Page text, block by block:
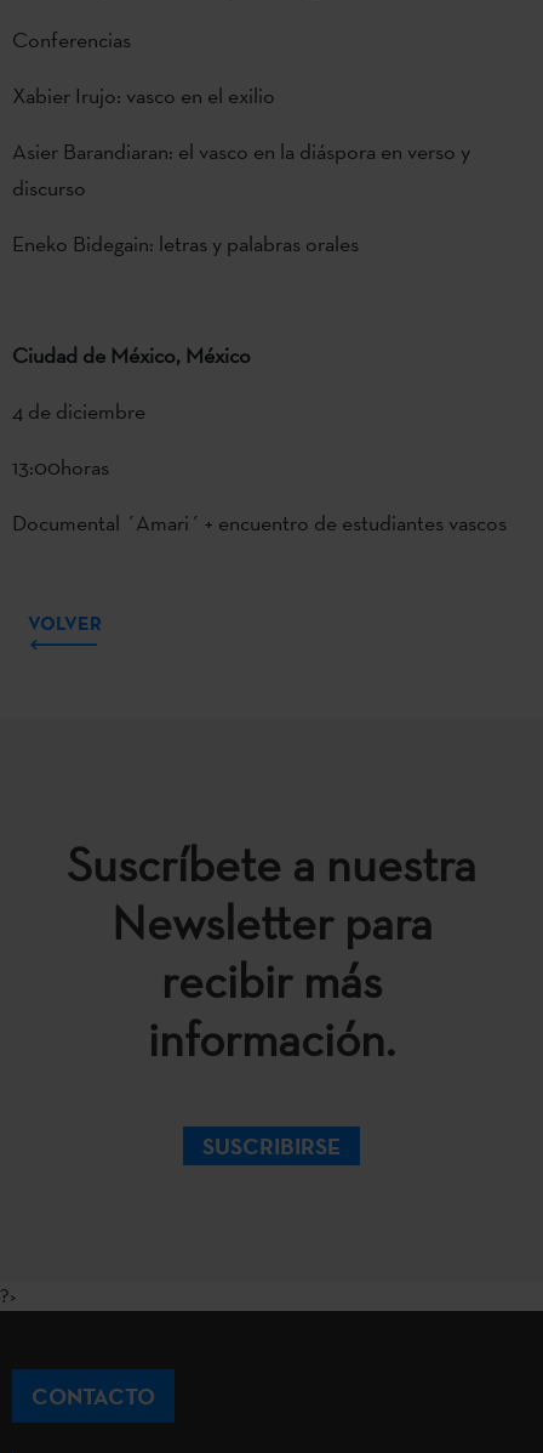
Conferencias
Xabier Irujo: vasco en el exilio
Asier Barandiaran: el vasco en la diáspora en verso y
discurso
Eneko Bidegain: letras y palabras orales
Ciudad de México, México
4 de diciembre
13:00horas
Documental ´Amari´ + encuentro de estudiantes vascos
VOLVER
Suscríbete a nuestra
Newsletter para
recibir más
información.
SUSCRIBIRSE
?>
CONTACTO